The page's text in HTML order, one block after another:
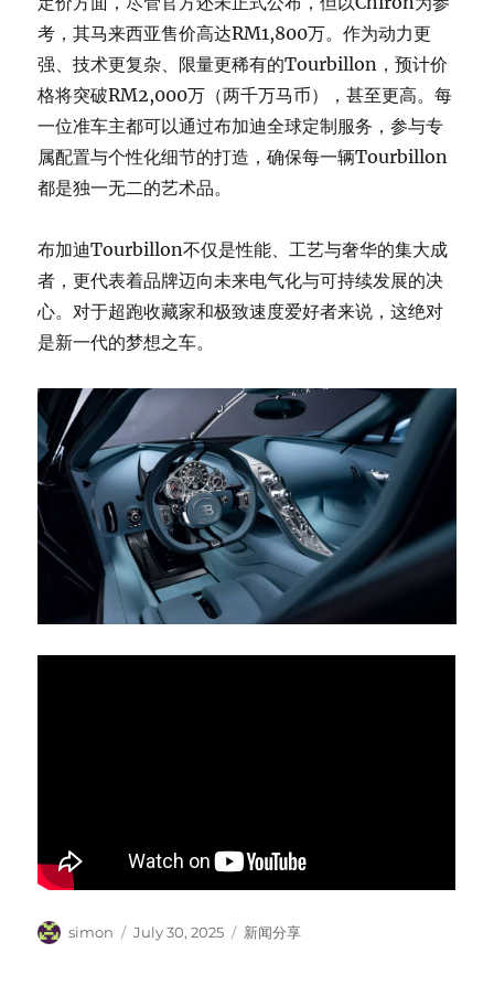
考，其马来西亚售价高达RM1,800万。作为动力更
强、技术更复杂、限量更稀有的Tourbillon，预计价
格将突破RM2,000万（两千万马币），甚至更高。每
一位准车主都可以通过布加迪全球定制服务，参与专
属配置与个性化细节的打造，确保每一辆Tourbillon
都是独一无二的艺术品。
布加迪Tourbillon不仅是性能、工艺与奢华的集大成
者，更代表着品牌迈向未来电气化与可持续发展的决
心。对于超跑收藏家和极致速度爱好者来说，这绝对
是新一代的梦想之车。
Author
simon
Posted
July 30, 2025 Categories
新闻分享